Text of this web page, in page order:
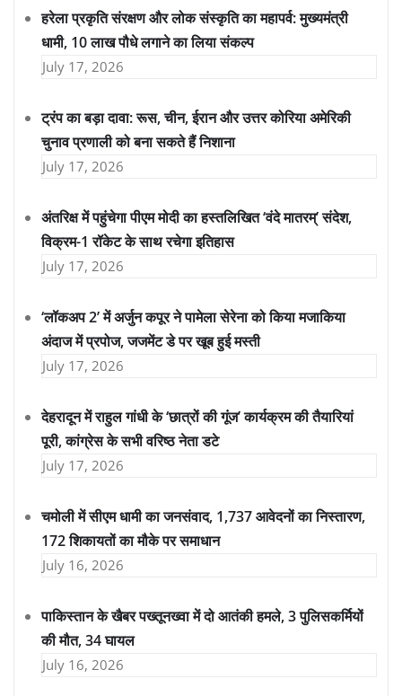
हरेला प्रकृति संरक्षण और लोक संस्कृति का महापर्व: मुख्यमंत्री
धामी, 10 लाख पौधे लगाने का लिया संकल्प
July 17, 2026
ट्रंप का बड़ा दावा: रूस, चीन, ईरान और उत्तर कोरिया अमेरिकी
चुनाव प्रणाली को बना सकते हैं निशाना
July 17, 2026
अंतरिक्ष में पहुंचेगा पीएम मोदी का हस्तलिखित ‘वंदे मातरम्’ संदेश,
विक्रम-1 रॉकेट के साथ रचेगा इतिहास
July 17, 2026
‘लॉकअप 2’ में अर्जुन कपूर ने पामेला सेरेना को किया मजाकिया
अंदाज में प्रपोज, जजमेंट डे पर खूब हुई मस्ती
July 17, 2026
देहरादून में राहुल गांधी के ‘छात्रों की गूंज’ कार्यक्रम की तैयारियां
पूरी, कांग्रेस के सभी वरिष्ठ नेता डटे
July 17, 2026
चमोली में सीएम धामी का जनसंवाद, 1,737 आवेदनों का निस्तारण,
172 शिकायतों का मौके पर समाधान
July 16, 2026
पाकिस्तान के खैबर पख्तूनख्वा में दो आतंकी हमले, 3 पुलिसकर्मियों
की मौत, 34 घायल
July 16, 2026